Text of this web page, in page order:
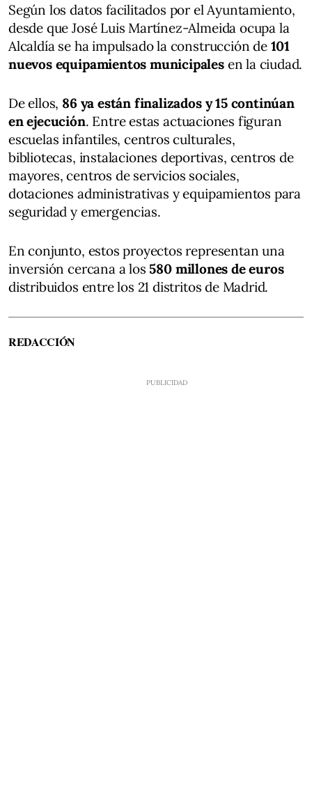
Según los datos facilitados por el Ayuntamiento,
desde que José Luis Martínez-Almeida ocupa la
Alcaldía se ha impulsado la construcción de 101
nuevos equipamientos municipalesen la ciudad.
De ellos, 86 ya están finalizados y 15 continúan
en ejecución. Entre estas actuaciones figuran
escuelas infantiles, centros culturales,
bibliotecas, instalaciones deportivas, centros de
mayores, centros de servicios sociales,
dotaciones administrativas y equipamientos para
seguridad y emergencias.
En conjunto, estos proyectos representan una
inversión cercana a los580 millones de euros
distribuidos entre los 21 distritos de Madrid.
REDACCIÓN